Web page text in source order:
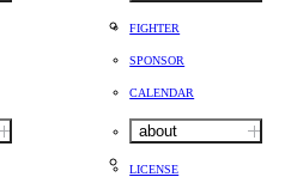
FIGHTER
SPONSOR
CALENDAR
about
LICENSE